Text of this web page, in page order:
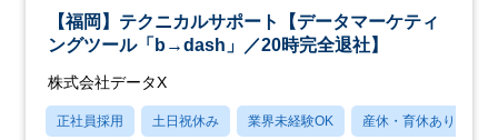
【福岡】テクニカルサポート【データマーケティ
ングツール「b→dash」／20時完全退社】
株式会社データX
正社員採用 土日祝休み 業界未経験OK 産休・育休あり